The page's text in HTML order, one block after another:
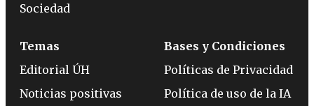
Sociedad
Temas
Editorial ÚH
Noticias positivas
Bases y Condiciones
Políticas de Privacidad
Política de uso de la IA